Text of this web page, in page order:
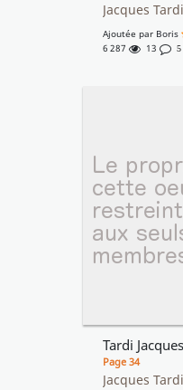
Jacques Tardi
Ajoutée par Boris
6 287
13 5
Page 34
Jacques Tardi